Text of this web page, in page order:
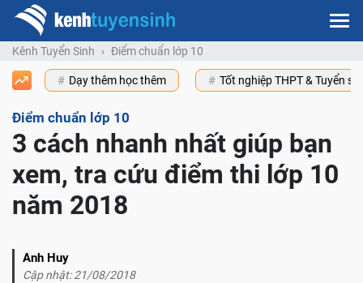
Kênh Tuyển Sinh Điểm chuẩn lớp 10
Dạy thêm học thêm Tốt nghiệp THPT & Tuyển
Điểm chuẩn lớp 10
3 cách nhanh nhất giúp bạn
xem, tra cứu điểm thi lớp 10
năm 2018
Anh Huy
Cập nhật: 21/08/2018